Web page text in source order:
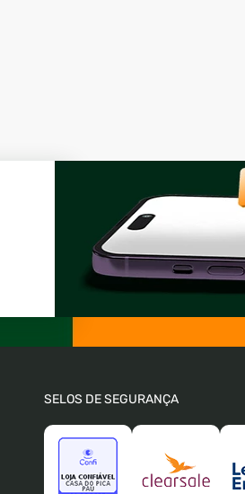
SELOS DE SEGURANÇA